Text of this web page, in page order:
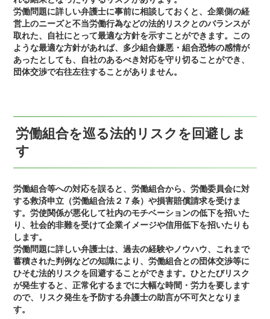
労働問題に詳しい弁護士に事前に相談しておくと、企業側の経
営上のニーズと不当労働行為などの法的リスクとのバランスが
取れた、自社にとって最適な方針を示すことができます。この
ような最適な方針があれば、多少組合嫌悪・組合恐怖の感情が
あったとしても、自社のあるべき対応を守り切ることができ、
団体交渉で右往左往することがありません。
労働組合を巡る法的リスクを回避しま
す
労働組合等への対応を誤ると、労働組合から、労働委員会に対
する救済申立（労働組合法２７条）や損害賠償請求を受けま
す。労使関係が悪化して社内のモチベーションの低下を招いた
り、社会的非難を受けて企業イメージや信用低下を招いたりも
します。
労働問題に詳しい弁護士は、過去の経験やノウハウ、これまで
蓄積された判例などの知識により、労働組合との団体交渉等に
ひそむ法的リスクを回避することができます。ひとたびリスク
が発生すると、正常化するまでに大幅な時間・労力を要します
ので、リスク発生を予防する弁護士の助言が不可欠となりま
す。